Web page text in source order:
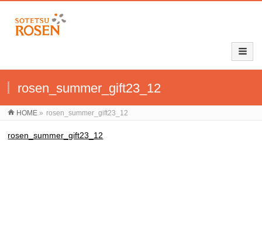
rosen_summer_gift23_12
HOME » rosen_summer_gift23_12
rosen_summer_gift23_12